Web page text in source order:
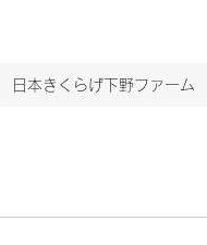
日本きくらげ下野ファーム